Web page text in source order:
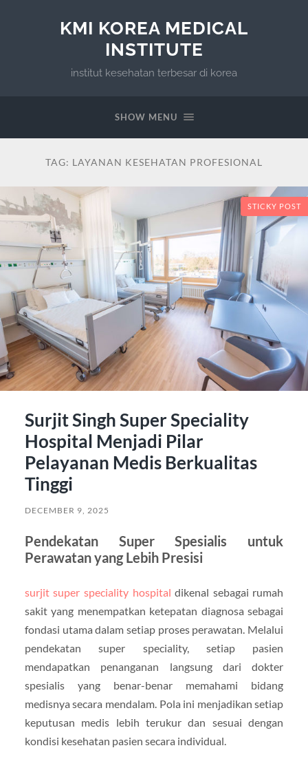
KMI KOREA MEDICAL
INSTITUTE
institut kesehatan terbesar di korea
SHOW MENU
TAG: LAYANAN KESEHATAN PROFESIONAL
STICKY POST
Surjit Singh Super Speciality
Hospital Menjadi Pilar
Pelayanan Medis Berkualitas
Tinggi
DECEMBER 9, 2025
Pendekatan Super Spesialis untuk
Perawatan yang Lebih Presisi
surjit super speciality hospital dikenal sebagai rumah
sakit yang menempatkan ketepatan diagnosa sebagai
fondasi utama dalam setiap proses perawatan. Melalui
pendekatan super speciality, setiap pasien
mendapatkan penanganan langsung dari dokter
spesialis yang benar-benar memahami bidang
medisnya secara mendalam. Pola ini menjadikan setiap
keputusan medis lebih terukur dan sesuai dengan
kondisi kesehatan pasien secara individual.